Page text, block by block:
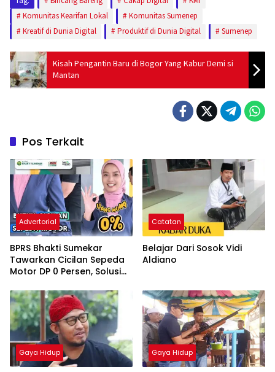
Komunitas Kearifan Lokal
Komunitas Sumenep
Kreatif di Dunia Digital
Produktif di Dunia Digital Sumenep
Kisah Pengantin Baru di Bogor Yang Kabur Demi si
Mantan
Pos Terkait
Advertorial
BPRS Bhakti Sumekar
Tawarkan Cicilan Sepeda
Motor DP 0 Persen, Solusi
Catatan
Belajar Dari Sosok Vidi
Aldiano
Gaya Hidup Gaya Hidup